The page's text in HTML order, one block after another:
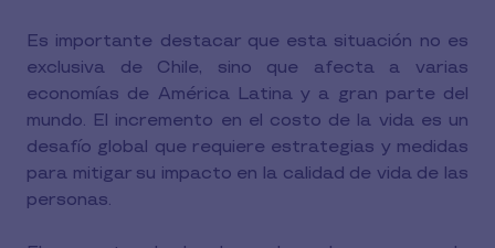
Es importante destacar que esta situación no es
exclusiva de Chile, sino que afecta a varias
economías de América Latina y a gran parte del
mundo. El incremento en el costo de la vida es un
desafío global que requiere estrategias y medidas
para mitigar su impacto en la calidad de vida de las
personas.